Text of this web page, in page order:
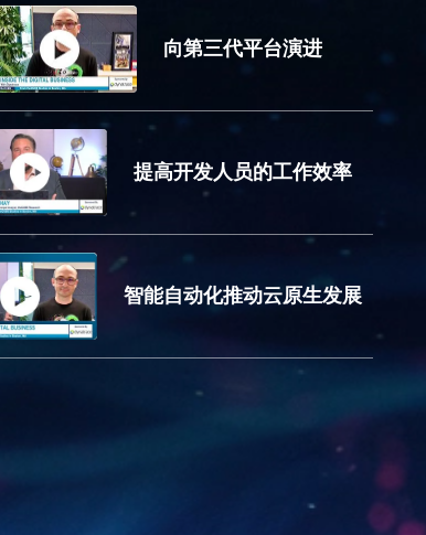
向第三代平台演进
提高开发人员的工作效率
智能自动化推动云原生发展